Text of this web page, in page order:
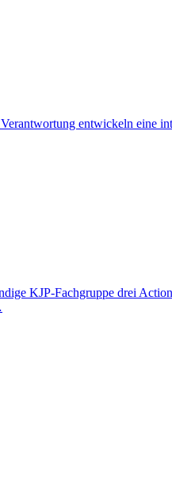
entwickeln eine
KJP-Fachgruppe drei